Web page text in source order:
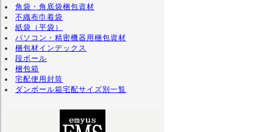
角袋・角底袋梱包資材
不織布巾着袋
紙袋（平袋）
パソコン・精密機器用梱包資材
梱包材インデックス
段ボール
梱包箱
宅配便用封筒
ダンボール箱宅配サイズ別一覧